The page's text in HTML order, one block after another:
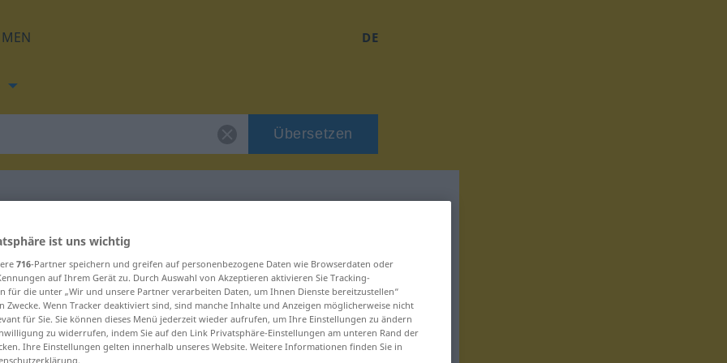
DE
Übersetzen
für "odboj"
ist uns wichtig
716-Partner speichern und greifen auf personenbezogene Daten wie Browserdaten oder
auf Ihrem Gerät zu. Durch Auswahl von Akzeptieren aktivieren Sie Tracking-
für die unter „Wir und unsere Partner verarbeiten Daten, um Ihnen Dienste bereitzustellen“
Zwecke. Wenn Tracker deaktiviert sind, sind manche Inhalte und Anzeigen möglicherweise nicht
für Sie. Sie können dieses Menü jederzeit wieder aufrufen, um Ihre Einstellungen zu ändern
zu widerrufen, indem Sie auf den Link Privatsphäre-Einstellungen am unteren Rand der
Ihre Einstellungen gelten innerhalb unseres Website. Weitere Informationen finden Sie in